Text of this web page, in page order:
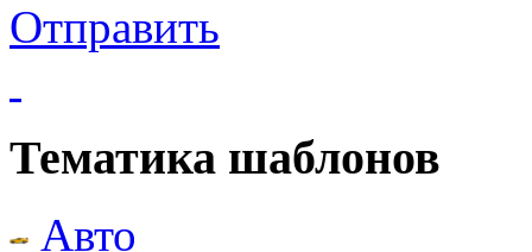
Отправить
Тематика шаблонов
Авто